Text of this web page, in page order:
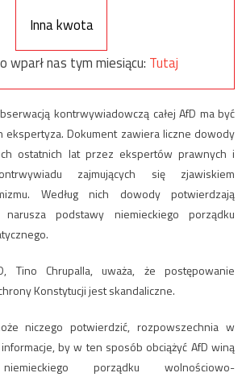
Inna kwota
wparł nas tym miesiącu: Tutaj
kontrwywiadowczą całej AfD ma być
ekspertyza. Dokument zawiera liczne dowody
ostatnich lat przez ekspertów prawnych i
zajmujących się zjawiskiem
Według nich dowody potwierdzają
podstawy niemieckiego porządku
Tino Chrupalla, uważa, że postępowanie
Konstytucji jest skandaliczne.
niczego potwierdzić, rozpowszechnia w
by w ten sposób obciążyć AfD winą
porządku wolnościowo-